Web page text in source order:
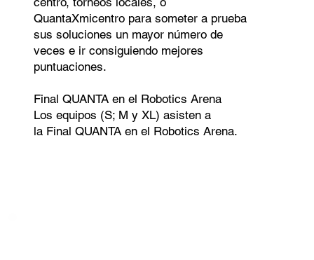
QuantaXmicentro para someter a prueba
sus soluciones un mayor número de
veces e ir consiguiendo mejores
puntuaciones.
Final QUANTA en el Robotics Arena
Los equipos (S; M y XL) asisten a
la Final QUANTA en el Robotics Arena.